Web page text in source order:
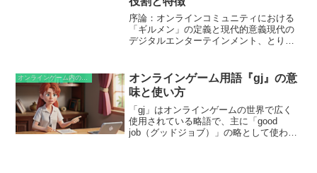
序論：オンラインコミュニティにおける
「ギルメン」の定義と現代的意義現代の
デジタルエンターテインメント、とりわ
ルゲームにおいて、プレイヤー同士の結
びつきはゲーム体験の...
オンラインゲーム内の略語
オンラインゲーム用語『gj』の意
味と使い方
「gj」はオンラインゲームの世界で広く
使用されている略語で、主に「good
job（グッドジョブ）」の略として使われ